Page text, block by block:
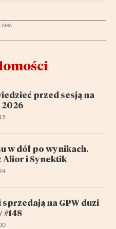
przed sesją na
2026
w dół po wynikach.
Alior i Synektik
sprzedają na GPW duzi